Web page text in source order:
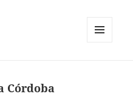
Córdoba